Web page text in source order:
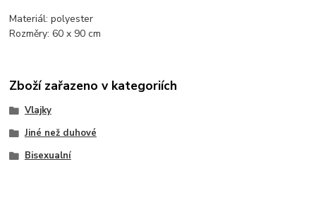
Materiál: polyester
Rozměry: 60 x 90 cm
Zboží zařazeno v kategoriích
Vlajky
Jiné než duhové
Bisexualní